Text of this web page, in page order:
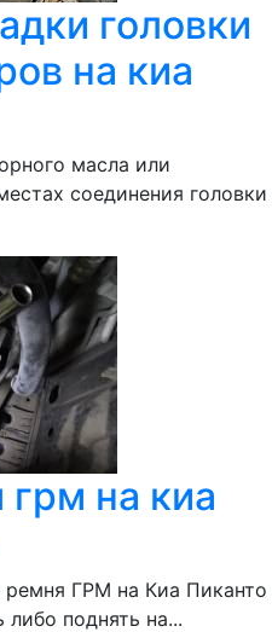
головки
на киа
масла или
соединения головки
на киа
ремня ГРМ на Киа Пиканто
поднять на...